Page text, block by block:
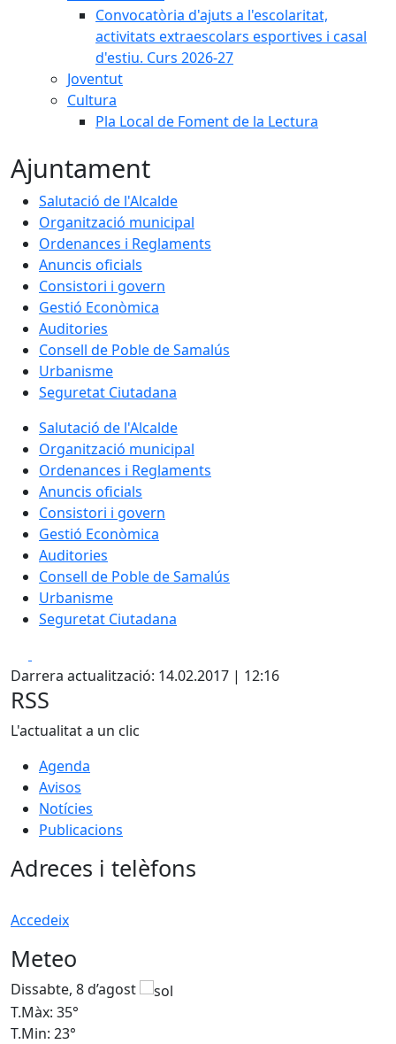
Convocatòria d'ajuts a l'escolaritat,
activitats extraescolars esportives i casal
d'estiu. Curs 2026-27
Joventut
Cultura
Pla Local de Foment de la Lectura
Ajuntament
Salutació de l'Alcalde
Organització municipal
Ordenances i Reglaments
Anuncis oficials
Consistori i govern
Gestió Econòmica
Auditories
Consell de Poble de Samalús
Urbanisme
Seguretat Ciutadana
Salutació de l'Alcalde
Organització municipal
Ordenances i Reglaments
Anuncis oficials
Consistori i govern
Gestió Econòmica
Auditories
Consell de Poble de Samalús
Urbanisme
Seguretat Ciutadana
Darrera actualització: 14.02.2017 | 12:16
RSS
L'actualitat a un clic
Agenda
Avisos
Notícies
Publicacions
Adreces i telèfons
Accedeix
Meteo
Dissabte, 8 d’agost
T.Màx: 35°
T.Min: 23°